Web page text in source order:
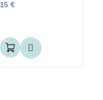
15 €